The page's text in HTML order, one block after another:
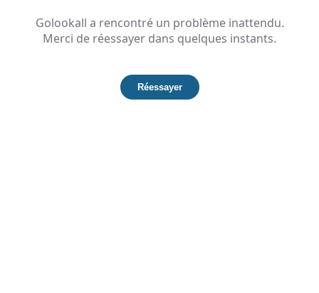
Golookall a rencontré un problème inattendu.
Merci de réessayer dans quelques instants.
Réessayer